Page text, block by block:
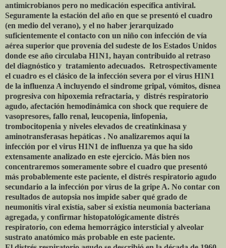
antimicrobianos pero no medicación específica antiviral.
Seguramente la estación del año en que se presentó el cuadro
(en medio del verano), y el no haber jerarquizado
suficientemente el contacto con un niño con infección de vía
aérea superior que provenía del sudeste de los Estados Unidos
donde ese año circulaba H1N1, hayan contribuido al retraso
del diagnóstico y tratamiento adecuados. Retrospectivamente
el cuadro es el clásico de la infección severa por el virus H1N1
de la influenza A incluyendo el síndrome gripal, vómitos, disnea
progresiva con hipoxemia refractaria, y distrés respiratorio
agudo, afectación hemodinámica con shock que requiere de
vasopresores, fallo renal, leucopenia, linfopenia,
trombocitopenia y niveles elevados de creatinkinasa y
aminotransferasas hepáticas . No analizaremos aquí la
infección por el virus H1N1 de influenza ya que ha sido
extensamente analizado en este ejercicio. Más bien nos
concentraremos someramente sobre el cuadro que presentó
más probablemente este paciente, el distrés respiratorio agudo
secundario a la infección por virus de la gripe A. No contar con
resultados de autopsia nos impide saber qué grado de
neumonitis viral existía, saber si existía neumonía bacteriana
agregada, y confirmar histopatológicamente distrés
respiratorio, con edema hemorrágico intersticial y alveolar
sustrato anatómico más probable en este paciente.